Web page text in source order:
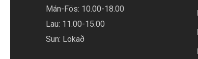
Mán-Fös: 10.00-18.00
Lau: 11.00-15.00
Sun: Lokað